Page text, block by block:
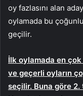
oy fazlasını alan
oylamada bu
geçilir.
İlk oylamada en
ve geçerli oyların
seçilir. Buna göre